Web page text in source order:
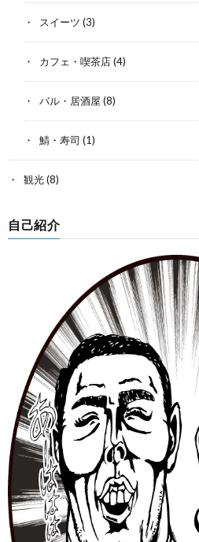
スイーツ (3)
カフェ・喫茶店(4)
バル・居酒屋 (8)
鯖・寿司 (1)
観光(8)
自己紹介